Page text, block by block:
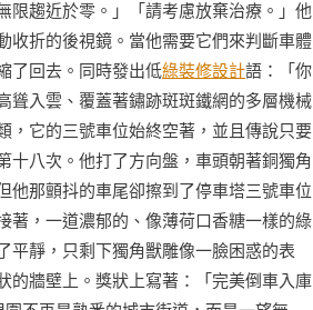
限趨近於零。」「請考慮放棄治療。」他
收折的後視鏡。當他需要它們來判斷車體
了回去。同時發出低綠裝修設計語：「你
聳入雲、覆蓋著鏽跡斑斑鐵網的多層機械
，它的三號車位始終空著，並且傳說只要
十八次。他打了方向盤，車頭朝著銅獨角
他那顫抖的車尾卻擦到了停車塔三號車位
著，一道濃郁的、像薄荷口香糖一樣的綠
平靜，只剩下獨角獸雕像一臉困惑的表
的牆壁上。獎狀上寫著：「完美倒車入庫